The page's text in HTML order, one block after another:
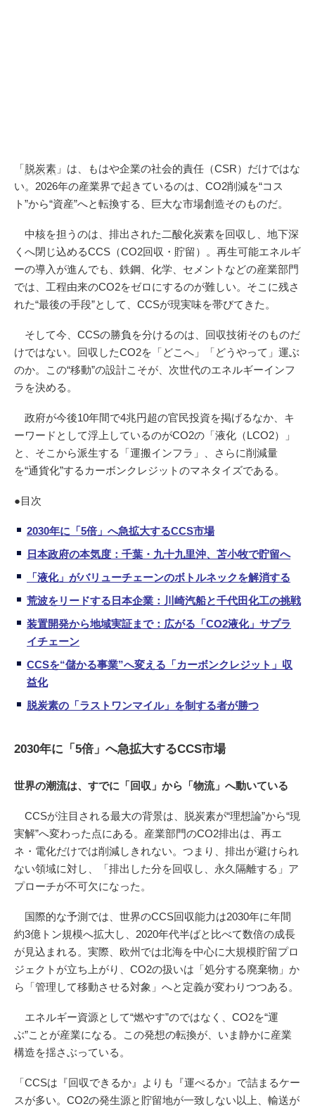
「脱炭素 」は、もはや企業の社会的責任（CSR）だけではな
い。2026年の産業界で起きているのは、CO2削減を“コス
ト”から“資産”へと転換する、巨大な市場創造そのものだ。
中核を担うのは、排出された二酸化炭素を回収し、地下深
くへ閉じ込めるCCS（CO2回収・貯留）。再生可能エネルギ
ーの導入が進んでも、鉄鋼、化学、セメントなどの産業部門
では、工程由来のCO2をゼロにするのが難しい。そこに残さ
れた“最後の手段”として、CCSが現実味を帯びてきた。
そして今、CCSの勝負を分けるのは、回収技術そのものだ
けではない。回収したCO2を「どこへ」「どうやって」運ぶ
のか。この“移動”の設計こそが、次世代のエネルギーインフ
ラを決める。
政府が今後10年間で4兆円超の官民投資を掲げるなか、キ
ーワードとして浮上しているのがCO2の「液化（LCO2）」
と、そこから派生する「運搬インフラ」、さらに削減量
を“通貨化”するカーボンクレジットのマネタイズである。
●目次
2030年に「5倍」へ急拡大するCCS市場
日本政府の本気度：千葉・九十九里沖、苫小牧で貯留へ
「液化」がバリューチェーンのボトルネックを解消する
荒波をリードする日本企業：川崎汽船と千代田化工の挑戦
装置開発から地域実証まで：広がる「CO2液化」サプラ
イチェーン
CCSを“儲かる事業”へ変える「カーボンクレジット」収
益化
脱炭素の「ラストワンマイル」を制する者が勝つ
2030年に「5倍」へ急拡大するCCS市場
世界の潮流は、すでに「回収」から「物流」へ動いている
CCSが注目される最大の背景は、脱炭素が“理想論”から“現
実解”へ変わった点にある。産業部門のCO2排出は、再エ
ネ・電化だけでは削減しきれない。つまり、排出が避けられ
ない領域に対し、「排出した分を回収し、永久隔離する」ア
プローチが不可欠になった。
国際的な予測では、世界のCCS回収能力は2030年に年間
約3億トン規模へ拡大し、2020年代半ばと比べて数倍の成長
が見込まれる。実際、欧州では北海を中心に大規模貯留プロ
ジェクトが立ち上がり、CO2の扱いは「処分する廃棄物」か
ら「管理して移動させる対象」へと定義が変わりつつある。
エネルギー資源として“燃やす”のではなく、CO2を“運
ぶ”ことが産業になる。この発想の転換が、いま静かに産業
構造を揺さぶっている。
「CCSは『回収できるか』よりも『運べるか』で詰まるケー
スが多い。CO2の発生源と貯留地が一致しない以上、輸送が